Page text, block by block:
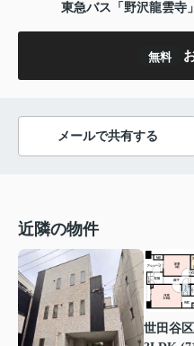
東急バス「野沢龍雲
無料
メールで共有する
近隣の物件
世田谷